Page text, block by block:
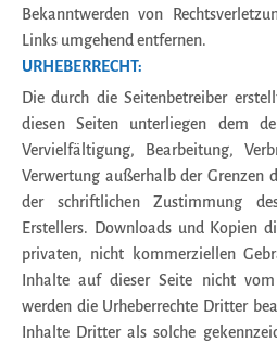
Bekanntwerden von
Links umgehend entfernen.
URHEBERRECHT:
Die durch die Seitenbetreiber
diesen Seiten unterliegen dem
Vervielfältigung, Bearbeitung,
Verwertung außerhalb der Grenzen
der schriftlichen Zustimmung
Erstellers. Downloads und Kopien
privaten, nicht kommerziellen
Inhalte auf dieser Seite nicht
werden die Urheberrechte Dritter
Inhalte Dritter als solche